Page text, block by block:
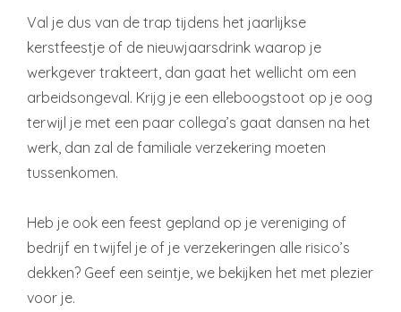
Val je dus van de trap tijdens het jaarlijkse
kerstfeestje of de nieuwjaarsdrink waarop je
werkgever trakteert, dan gaat het wellicht om een
arbeidsongeval. Krijg je een elleboogstoot op je oog
terwijl je met een paar collega’s gaat dansen na het
werk, dan zal de familiale verzekering moeten
tussenkomen.
Heb je ook een feest gepland op je vereniging of
bedrijf en twijfel je of je verzekeringen alle risico’s
dekken? Geef een seintje, we bekijken het met plezier
voor je.